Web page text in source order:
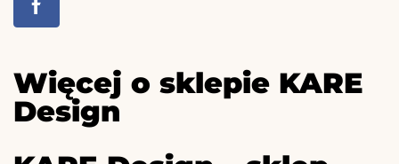
Więcej o sklepie KARE
Design